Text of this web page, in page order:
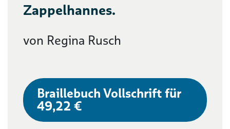
Zappelhannes.
von Regina Rusch
Braillebuch Vollschrift für
49,22 €